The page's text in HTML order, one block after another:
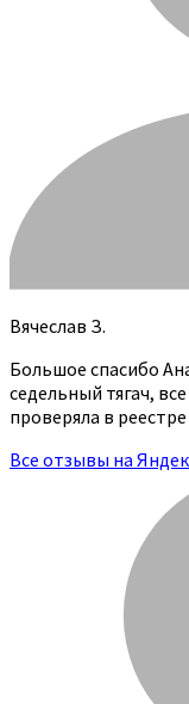
Вячеслав З.
Большое спасибо
седельный тягач,
проверяла в реестре
Все отзывы на